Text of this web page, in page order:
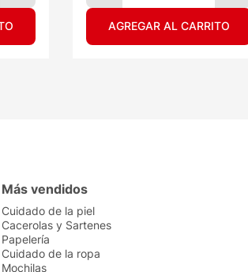
AGREGAR AL CARRITO
Más vendidos
Cuidado de la piel
Cacerolas y Sartenes
Papelería
Cuidado de la ropa
Mochilas